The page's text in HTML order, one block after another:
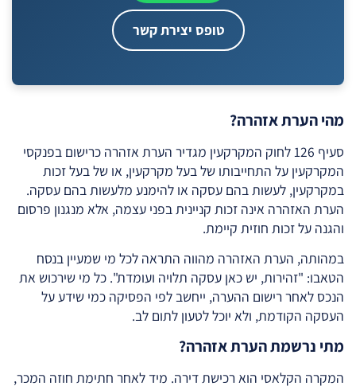
טופס יצירת קשר
מהי הערת אזהרה?
סעיף 126 לחוק המקרקעין מגדיר הערת אזהרה כרישום בפנקסי
המקרקעין על התחייבותו של בעל מקרקעין, או של בעל זכות
במקרקעין, לעשות בהם עסקה או להימנע מלעשות בהם עסקה.
הערת האזהרה אינה זכות קניינית בפני עצמה, אלא מנגנון פרסום
והגנה על זכות חוזית קיימת.
במהותה, הערת האזהרה מהווה התראה לכל מי שמעיין בנסח
הטאבו: "זהירות, יש כאן עסקה תלויה ועומדת". כל מי שירכוש את
הנכס לאחר רישום ההערה, ייחשב לפי הפסיקה כמי שידע על
העסקה הקודמת, ולא יוכל לטעון לתום לב.
מתי נרשמת הערת אזהרה?
המקרה הקלאסי הוא רכישת דירה. מיד לאחר חתימת חוזה המכר,